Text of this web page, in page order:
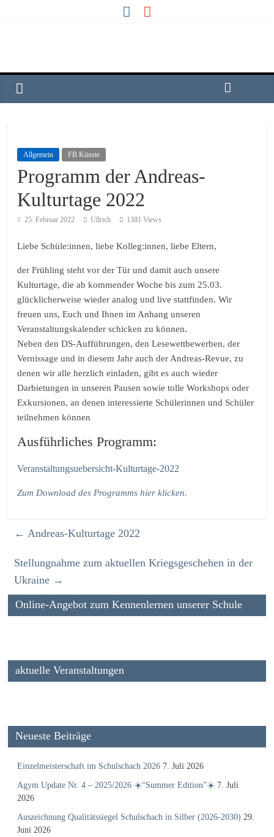
Allgemein FB Künste
Programm der Andreas-
Kulturtage 2022
25. Februar 2022 Ullrich 1381 Views
Liebe Schüle:innen, liebe Kolleg:innen, liebe Eltern,
der Frühling steht vor der Tür und damit auch unsere
Kulturtage, die ab kommender Woche bis zum 25.03.
glücklicherweise wieder analog und live stattfinden. Wir
freuen uns, Euch und Ihnen im Anhang unseren
Veranstaltungskalender schicken zu können.
Neben den DS-Aufführungen, den Lesewettbewerben, der
Vernissage und in diesem Jahr auch der Andreas-Revue, zu
denen wir alle herzlich einladen, gibt es auch wieder
Darbietungen in unseren Pausen sowie tolle Workshops oder
Exkursionen, an denen interessierte Schülerinnen und Schüler
teilnehmen können
Ausführliches Programm:
Veranstaltungsuebersicht-Kulturtage-2022
Zum Download des Programms hier klicken.
← Andreas-Kulturtage 2022
Stellungnahme zum aktuellen Kriegsgeschehen in der
Ukraine →
Online-Angebot zum Kennenlernen unserer Schule
aktuelle Veranstaltungen
Neueste Beiträge
Einzelmeisterschaft im Schulschach 2026 7. Juli 2026
Agym Update Nr. 4 – 2025/2026 ☀️“Summer Edition”☀️ 7. Juli
2026
Auszeichnung Qualitätssiegel Schulschach in Silber (2026-2030) 29.
Juni 2026